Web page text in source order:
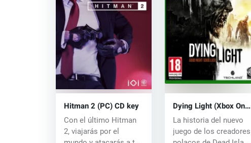
Hitman 2 (PC) CD key
Con el último Hitman
2, viajarás por el
Dying Light (Xbox One)
key
La historia del nuevo
juego de los creadores